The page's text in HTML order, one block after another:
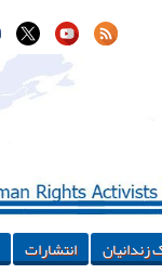
زندانیان انتشارات